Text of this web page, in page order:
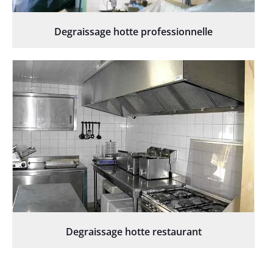
Degraissage hotte professionnelle
Degraissage hotte restaurant